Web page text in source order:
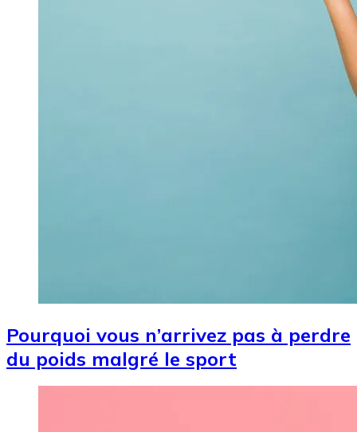
Pourquoi vous n’arrivez pas à perdre
du poids malgré le sport